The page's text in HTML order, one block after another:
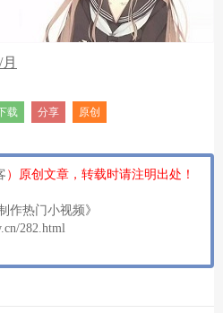
载 分享 原创
）原创文章，转载时请注明出处！
作热门小视频》
282.html